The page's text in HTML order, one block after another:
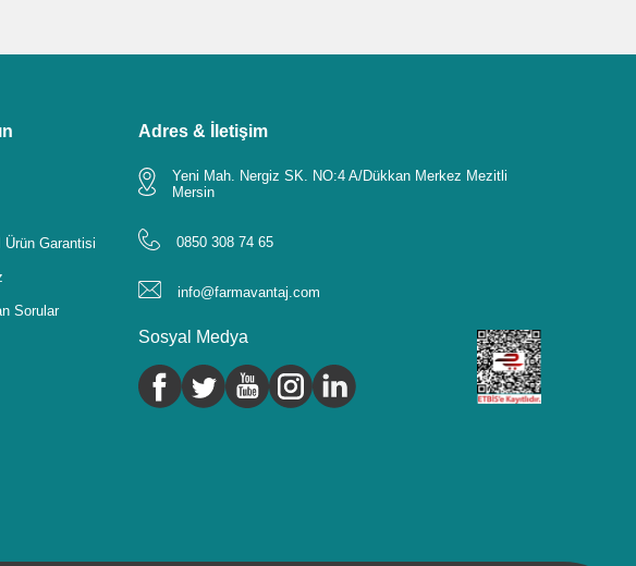
Ürün Garantisi
Sorular
Adres & İletişim
Yeni Mah. Nergiz SK. NO:4 A/Dükkan Merkez Mezitli
Mersin
0850 308 74 65
info@farmavantaj.com
Sosyal Medya